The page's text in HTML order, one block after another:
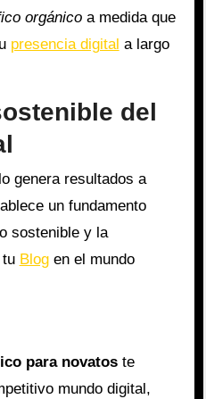
orgánicoa medida que
presencia digital a largo
del
genera resultados a
un fundamento
sostenible y la
Blogen el mundo
para novatoste
mundo digital,